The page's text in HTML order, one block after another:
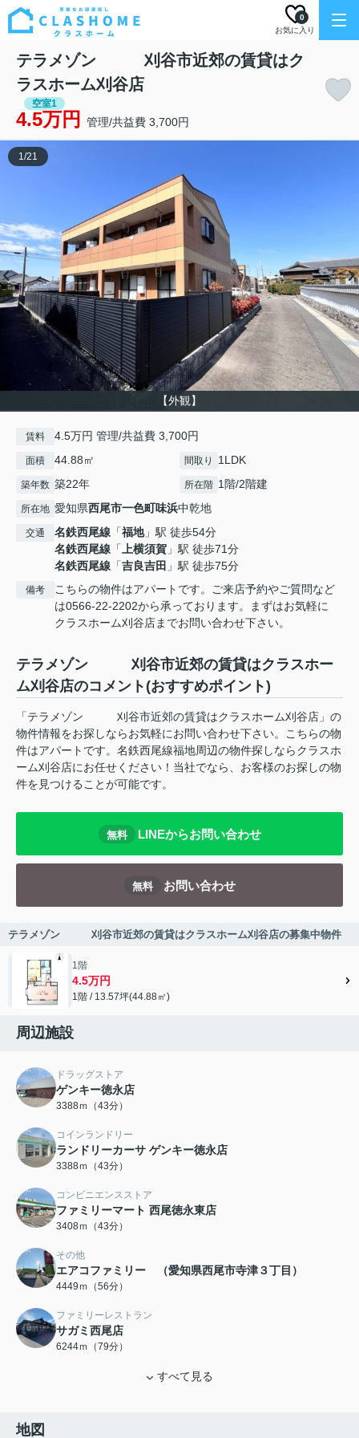
お気に入り
0
テラメゾン 刈谷市近郊の賃貸はク
ラスホーム刈谷店
空室1
4.5万円 管理/共益費 3,700円
【外観】
1/21
賃料 4.5万円 管理/共益費 3,700円
面積 44.88㎡ 間取り 1LDK
築年数 築22年 所在階 1階/2階建
所在地 愛知県西尾市一色町味浜中乾地
交通 名鉄西尾線 「福地」駅 徒歩54分
名鉄西尾線 「上横須賀 」駅 徒歩71分
名鉄西尾線 「吉良吉田 」駅 徒歩75分
備考
こちらの物件はアパートです。ご来店予約やご質問など
は0566-22-2202から承っております。まずはお気軽に
クラスホーム刈谷店までお問い合わせ下さい。
テラメゾン 刈谷市近郊の賃貸はクラスホー
ム刈谷店のコメント(おすすめポイント)
「テラメゾン 刈谷市近郊の賃貸はクラスホーム刈谷店」の
物件情報をお探しならお気軽にお問い合わせ下さい。こちらの物
件はアパートです。名鉄西尾線福地周辺の物件探しならクラスホ
ーム刈谷店にお任せください！当社でなら、お客様のお探しの物
件を見つけることが可能です。
無料 LINEからお問い合わせ
無料 お問い合わせ
テラメゾン 刈谷市近郊の賃貸はクラスホーム刈谷店の募集中物件
1階
4.5万円
1階 / 13.57坪(44.88㎡)
周辺施設
ドラッグストア
ゲンキー徳永店
3388ｍ（43分）
コインランドリー
ランドリーカーサ ゲンキー徳永店
3388ｍ（43分）
コンビニエンスストア
ファミリーマート 西尾徳永東店
3408ｍ（43分）
その他
エアコファミリー （愛知県西尾市寺津３丁目）
4449ｍ（56分）
ファミリーレストラン
サガミ西尾店
6244ｍ（79分）
すべて見る
地図